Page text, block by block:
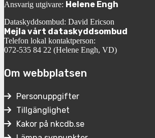
Ansvarig utgivare: Helene Engh
Dataskyddsombud: David Ericson
Mejla vårt dataskyddsombud
Telefon lokal kontaktperson:
072-535 84 22 (Helene Engh, VD)
Om webbplatsen
Personuppgifter
Tillgänglighet
Kakor på nkcdb.se